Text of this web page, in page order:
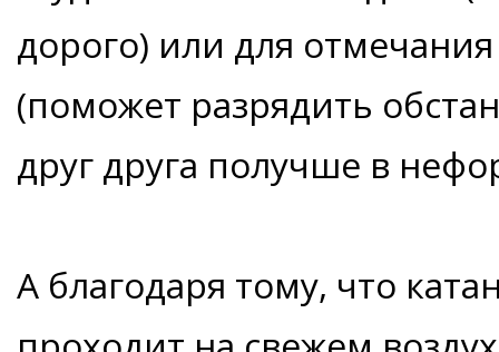
дорого) или для
(поможет разрядить
друг друга получше в
А благодаря тому, что